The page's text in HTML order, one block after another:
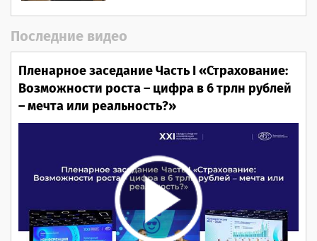
Последние видео
Пленарное заседание Часть I «Страхование:
Возможности роста – цифра в 6 трлн рублей
– мечта или реальность?»